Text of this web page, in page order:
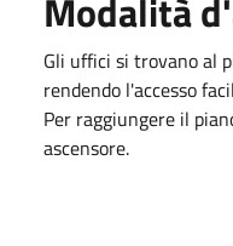
Modalità
Gli uffici si trovano al
rendendo l'accesso
Per raggiungere il
ascensore.